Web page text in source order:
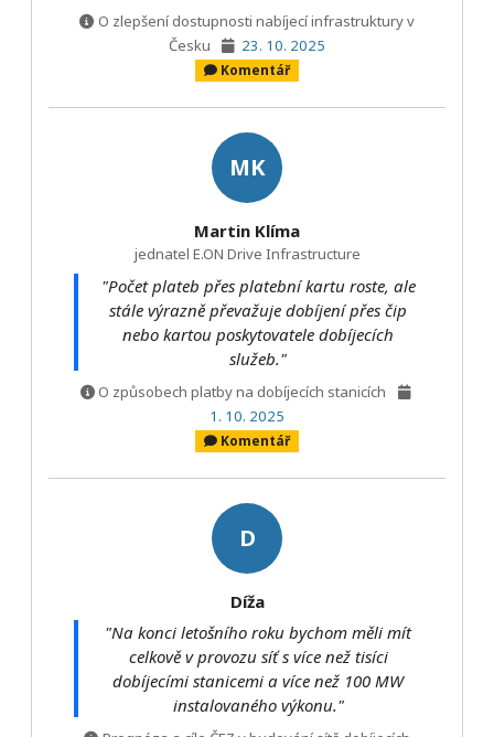
O zlepšení dostupnosti nabíjecí infrastruktury v
Česku
23. 10. 2025
Komentář
MK
Martin Klíma
jednatel E.ON Drive Infrastructure
"Počet plateb přes platební kartu roste, ale
stále výrazně převažuje dobíjení přes čip
nebo kartou poskytovatele dobíjecích
služeb."
O způsobech platby na dobíjecích stanicích
1. 10. 2025
Komentář
D
Díža
"Na konci letošního roku bychom měli mít
celkově v provozu síť s více než tisíci
dobíjecími stanicemi a více než 100 MW
instalovaného výkonu."